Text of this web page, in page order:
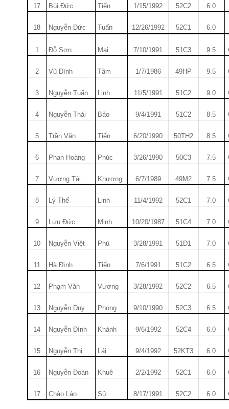
17 Bùi Đức Tiến 1/15/1992 52C2 6.0
18 Nguyễn Đức Tuấn 12/26/1992 52C1 6.0
1 Đỗ Sơn Mai 7/10/1991 51C3 9.5
2 Vũ Đình Tâm 1/7/1986 49HP 9.5
3 Nguyễn Tuấn Linh 11/5/1991 51C2 9.0
4 Nguyễn Thái Bảo 9/4/1991 51C2 8.5
5 Trần Văn Tiến 6/20/1990 50TH2 8.5
6 Phan Hoàng Phúc 3/26/1990 50C3 7.5
7 Vư­ơng Tài Kh­ương 6/7/1989 49M2 7.5
8 Lý Thế Linh 11/4/1992 52C1 7.0
9 L­ưu Đức Minh 10/20/1987 51C4 7.0
10 Nguyễn Việt Phú 3/28/1991 51Đ1 7.0
11 Hà Đình Tiến 7/6/1991 51C2 6.5
12 Phạm Văn V­ương 3/28/1992 52C2 6.5
13 Nguyễn Duy Phong 9/10/1990 52C3 6.5
14 Nguyễn Đình Khánh 9/6/1992 52C4 6.0
15 Nguyễn Thị Lái 9/4/1992 52KT3 6.0
16 Nguyễn Đoàn Khuê 2/2/1992 52C1 6.0
17 Chảo Láo Sử 8/17/1991 52C2 6.0